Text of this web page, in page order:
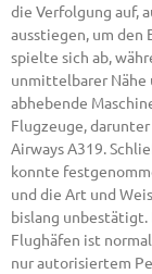
die Verfolgung auf,
ausstiegen, um den
spielte sich ab,
unmittelbarer Nähe
abhebende
Flugzeuge,
Airways A319.
konnte
und die Art und
bislang
Flughäfen ist
nur autorisiertem